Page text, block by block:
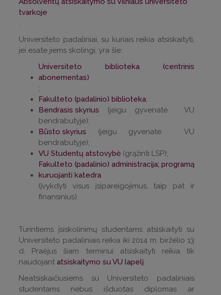
tvarkoje
.
Universiteto padaliniai, su kuriais reikia atsiskaityti,
jei esate jiems skolingi, yra šie:
Universiteto biblioteka (centrinis
abonementas)
;
Fakulteto (padalinio) biblioteka;
Bendrasis skyrius (jeigu gyvenate VU
bendrabutyje);
Būsto skyrius (jeigu gyvenate VU
bendrabutyje);
VU Studentų atstovybė (grąžinti LSP);
Fakulteto (padalinio) administracija; programą
kuruojanti katedra
(įvykdyti visus įsipareigojimus, taip pat ir
finansinius).
Turintiems įsiskolinimų studentams atsiskaityti su
Universiteto padaliniais reikia iki 2014 m. birželio 13
d. Praėjus šiam terminui atsiskaityti reikia tik
naudojant atsiskaitymo su VU lapelį.
Neatsiskaičiusiems su Universiteto padaliniais
studentams nebus išduotas diplomas ar